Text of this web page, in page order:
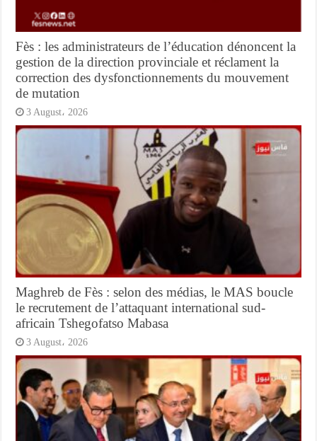
Fès : les administrateurs de l’éducation dénoncent la
gestion de la direction provinciale et réclament la
correction des dysfonctionnements du mouvement
de mutation
3 August، 2026
Maghreb de Fès : selon des médias, le MAS boucle
le recrutement de l’attaquant international sud-
africain Tshegofatso Mabasa
3 August، 2026